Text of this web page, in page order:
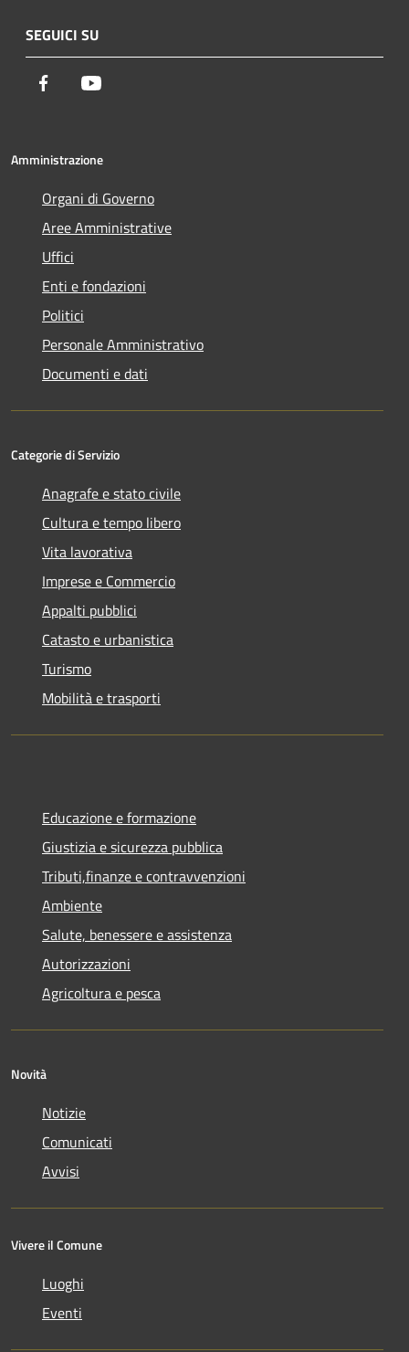
SEGUICI SU
Facebook
Amministrazione
Organi di Governo
Aree Amministrative
Uffici
Enti e fondazioni
Politici
Personale Amministrativo
Documenti e dati
Categorie di Servizio
Anagrafe e stato civile
Cultura e tempo libero
Vita lavorativa
Imprese e Commercio
Appalti pubblici
Catasto e urbanistica
Turismo
Mobilità e trasporti
Educazione e formazione
Giustizia e sicurezza pubblica
Tributi,finanze e contravvenzioni
Ambiente
Salute, benessere e assistenza
Autorizzazioni
Agricoltura e pesca
Novità
Notizie
Comunicati
Avvisi
Vivere il Comune
Luoghi
Eventi